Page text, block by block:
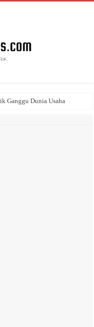
Ganggu Dunia Usaha